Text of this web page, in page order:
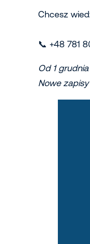
Chcesz
📞 +48 781
Od 1
Nowe